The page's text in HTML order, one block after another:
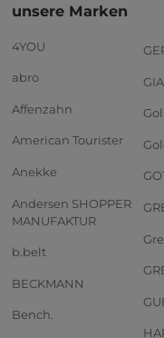
unsere Marken
4YOU
abro
Affenzahn
American Tourister
Anekke
Andersen SHOPPER
MANUFAKTUR
b.belt
BECKMANN
Bench.